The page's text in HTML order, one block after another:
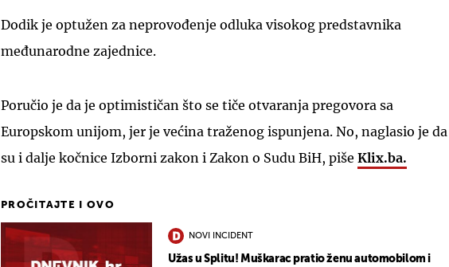
Dodik je optužen za neprovođenje odluka visokog predstavnika
međunarodne zajednice.
Poručio je da je optimističan što se tiče otvaranja pregovora sa
Europskom unijom, jer je većina traženog ispunjena. No, naglasio je da
su i dalje kočnice Izborni zakon i Zakon o Sudu BiH, piše Klix.ba.
PROČITAJTE I OVO
NOVI INCIDENT
Užas u Splitu! Muškarac pratio ženu automobilom i